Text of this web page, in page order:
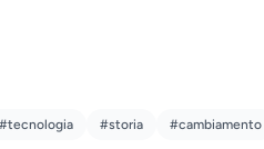
#tecnologia #storia #cambiamento